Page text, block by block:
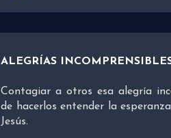
ALEGRÍAS
Contagiar a otros esa alegría
de hacerlos entender la
Jesús.